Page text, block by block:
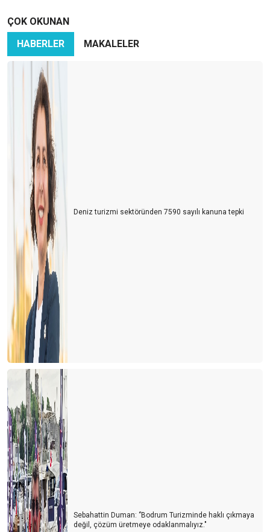
Genel müdür, genel müdür müdür?
Resort otelciliğinin ve herşey dahilin altın çağı
Ekonomi Corona tanımaz
Kötünün daha kötüsü de varmış
Herkes bir gün Otelci olacak
Banka Otel Acente çıkmazı
FVW Workshop İstanbul’da yapıldı
Şimdi Tam Zamanı
Anadolu’nun zenginlikleri
Başarının yolu
VEFA, HEM İYİ HEM DE KÖTÜ GÜNDE !!!
ÇOK OKUNAN
HABERLER
MAKALELER
Deniz turizmi sektöründen 7590 sayılı kanuna tepki
Sebahattin Duman: ‘’Bodrum Turizminde haklı çıkmaya
değil, çözüm üretmeye odaklanmalıyız."